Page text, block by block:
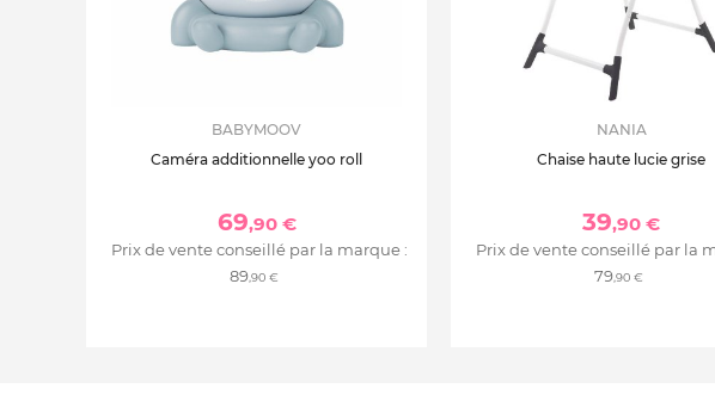
BABYMOOV
Caméra additionnelle yoo roll
69,90 €
Prix de vente conseillé par la marque :
89,90 €
NANIA
Chaise haute lucie grise
39,90 €
Prix de vente conseillé par la
79,90 €